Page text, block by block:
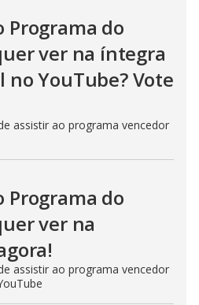
Programa do
ver na íntegra
no YouTube? Vote
assistir ao programa vencedor
Programa do
ver na
assistir ao programa vencedor